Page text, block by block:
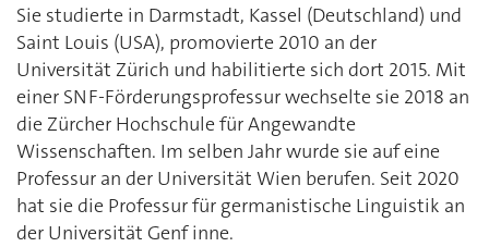
Sie studierte in Darmstadt, Kassel (Deutschland) und
Saint Louis (USA), promovierte 2010 an der
Universität Zürich und habilitierte sich dort 2015. Mit
einer SNF-Förderungsprofessur wechselte sie 2018 an
die Zürcher Hochschule für Angewandte
Wissenschaften. Im selben Jahr wurde sie auf eine
Professur an der Universität Wien berufen. Seit 2020
hat sie die Professur für germanistische Linguistik an
der Universität Genf inne.